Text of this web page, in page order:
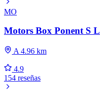
MO
Motors Box Ponent S L
A 4.96 km
4.9
154 reseñas